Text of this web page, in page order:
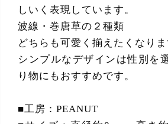
しいく表現しています。
波線・巻唐草の２種類
どちらも可愛く揃えたくなりま
シンプルなデザインは性別を
り物にもおすすめです。
■工房：PEANUT